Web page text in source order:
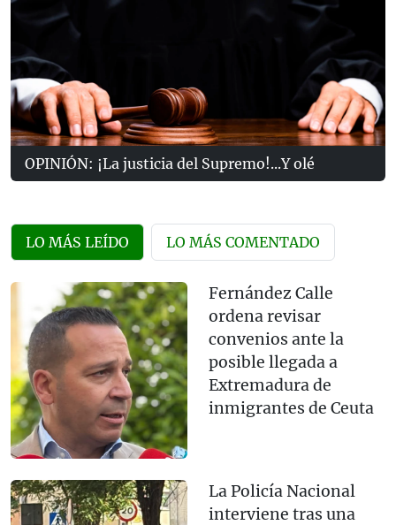
OPINIÓN: ¡La justicia del Supremo!...Y olé
LO MÁS LEÍDO LO MÁS COMENTADO
Fernández Calle
ordena revisar
convenios ante la
posible llegada a
Extremadura de
inmigrantes de Ceuta
La Policía Nacional
interviene tras una